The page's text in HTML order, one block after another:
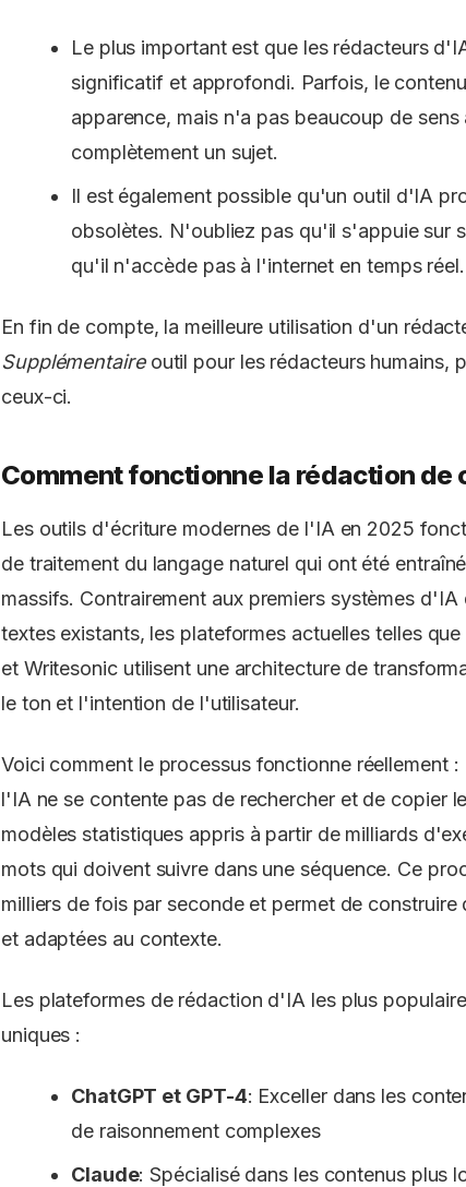
Le plus important est que les rédacteurs
significatif et approfondi. Parfois, le
apparence, mais n'a pas beaucoup de
complètement un sujet.
Il est également possible qu'un outil d'IA
obsolètes. N'oubliez pas qu'il s'appuie sur
qu'il n'accède pas à l'internet en temps réel.
En fin de compte, la meilleure utilisation d'un
Supplémentaireoutil pour les rédacteurs humains,
ceux-ci.
Comment fonctionne la rédaction de
Les outils d'écriture modernes de l'IA en 2025
de traitement du langage naturel qui ont été
massifs. Contrairement aux premiers systèmes
textes existants, les plateformes actuelles telles
et Writesonic utilisent une architecture de
le ton et l'intention de l'utilisateur.
Voici comment le processus fonctionne réellement
l'IA ne se contente pas de rechercher et de copier
modèles statistiques appris à partir de milliards
mots qui doivent suivre dans une séquence. Ce
milliers de fois par seconde et permet de
et adaptées au contexte.
Les plateformes de rédaction d'IA les plus
uniques :
ChatGPT et GPT-4: Exceller dans les
de raisonnement complexes
Claude: Spécialisé dans les contenus plus